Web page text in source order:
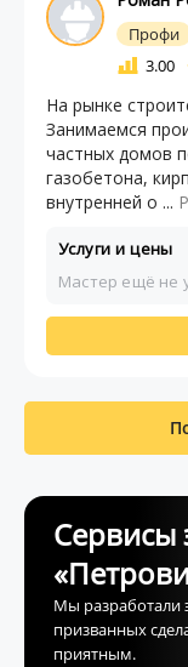
Профи
3.00
На рынке
Занимаемся
частных домов
газобетона,
внутренней о ...
Услуги и цены
Мастер ещё не
Сервисы
Мы разработали
призванных
приятным.